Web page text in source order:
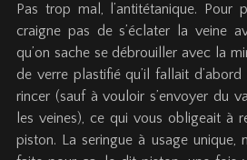
Pas trop mal, l’antitétanique. Pour
craigne pas de s’éclater la veine
qu’on sache se débrouiller avec la
de verre plastifié qu’il fallait
rincer (sauf à vouloir s’envoyer du
les veines), ce qui vous obligeait à
piston. La seringue à usage unique,